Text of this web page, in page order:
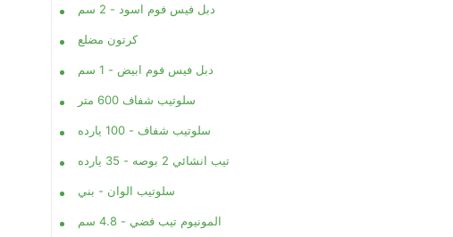
دبل فيس فوم اسود - 2 سم
كرتون مضلع
دبل فيس فوم ابيض - 1 سم
سلوتيب شفاف 600 متر
سلوتيب شفاف - 100 يارده
تيب انشائي 2 بوصه - 35 يارده
سلوتيب الوان - بني
المونيوم تيب فضي - 4.8 سم